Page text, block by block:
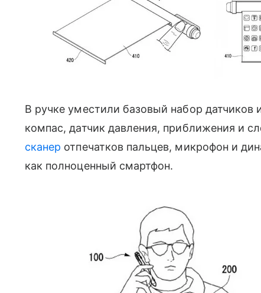
В ручке уместили базовый набор датчиков
компас, датчик давления, приближения и
сканер отпечатков пальцев, микрофон и
как полноценный смартфон.